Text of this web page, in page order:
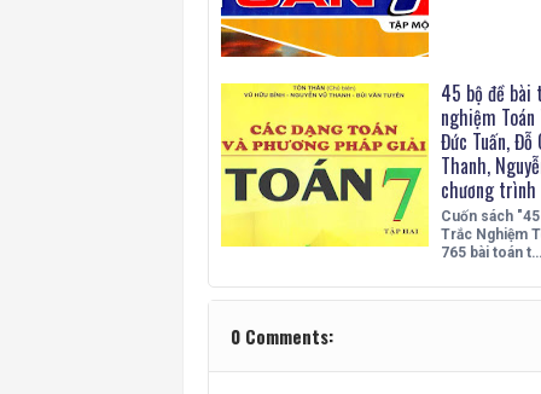
45 bộ đề bài
nghiệm Toán
Đức Tuấn, Đỗ
Thanh,
chương trình
Cuốn sách
Trắc Nghiệm
765 bài toán t…
0 Comments: